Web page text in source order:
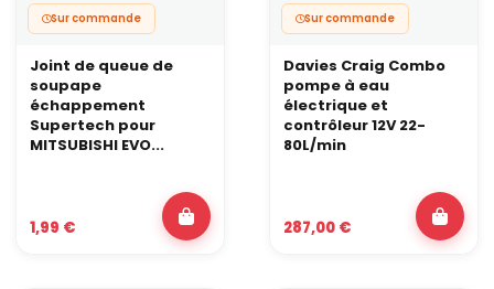
Sur commande
Joint de queue de
soupape
échappement
Supertech pour
MITSUBISHI EVO...
1,99 €
Sur commande
Davies Craig Combo
pompe à eau
électrique et
contrôleur 12V 22-
80L/min
287,00 €